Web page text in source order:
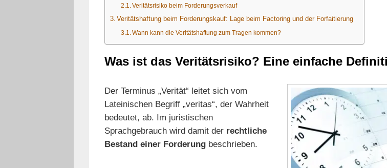
Veritätsrisiko beim Forderungsverkauf
Veritätshaftung beim Forderungskauf: Lage beim Factoring und der Forfaitierung
Wann kann die Veritätshaftung zum Tragen kommen?
Was ist das Veritätsrisiko? Eine einfache
Der Terminus „Verität“ leitet sich vom
Lateinischen Begriff „veritas“, der Wahrheit
bedeutet, ab. Im juristischen
Sprachgebrauch wird damit derrechtliche
Bestand einer Forderung beschrieben.